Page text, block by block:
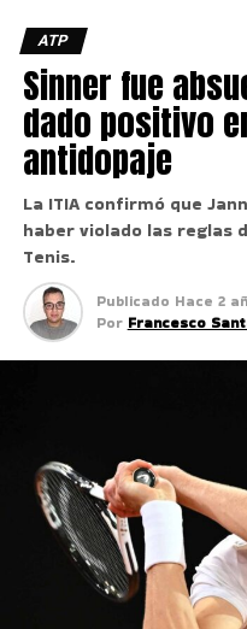
ATP
Sinner fue
dado positivo
antidopaje
La ITIA confirmó que
haber violado las reglas
Tenis.
Publicado Hace 2
Por Francesco